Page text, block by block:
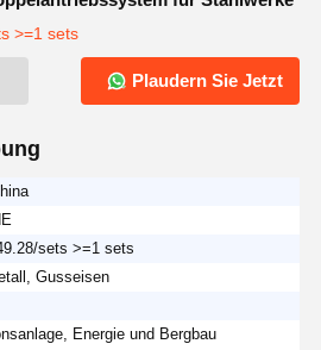
>=1 sets
Plaudern Sie Jetzt
sets >=1 sets
Gusseisen
Energie und Bergbau